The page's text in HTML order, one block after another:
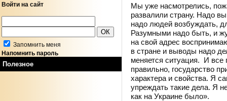
Войти на сайт
Запомнить меня
Напомнить пароль
Полезное
Мы уже насмотрелись,
развалили страну. Надо
надо людей возбуждать,
Разумными надо быть, и
на свой адрес
в стране и выводы надо
меняется ситуация. И все
правильно, государство
характера и свойства. Я
упреждать такие дела. Я
как на Украине было».